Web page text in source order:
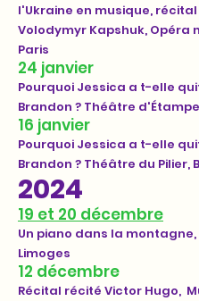
l'Ukraine en musique,
Volodymyr Kapshuk, Opéra
Paris
24 janvier
Pourquoi Jessica a t-elle
Brandon ? Théâtre
16 janvier
Pourquoi Jessica a t-elle
Brandon ? Théâtre du Pilier,
2024
19 et 20 décembre
Un piano dans la
Limoges
12 décembre
Récital récité Victor Hugo,